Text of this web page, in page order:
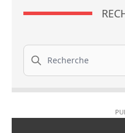
Recherche